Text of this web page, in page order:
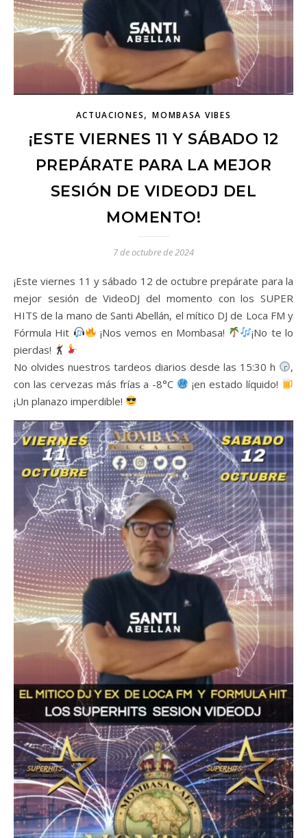
ACTUACIONES,MOMBASA VIBES
¡ESTE VIERNES 11 Y SÁBADO 12
PREPÁRATE PARA LA MEJOR
SESIÓN DE VIDEODJ DEL
MOMENTO!
7 de octubre de 2024
¡Este viernes 11 y sábado 12 de octubre prepárate para la
mejor sesión de VideoDJ del momento con los SUPER
HITS de la mano de Santi Abellán, el mítico DJ de Loca FM y
Fórmula Hit
¡Nos vemos en Mombasa!
¡No te lo
pierdas!
No olvides nuestros tardeos diarios desde las 15:30 h
,
con las cervezas más frías a -8°C
¡en estado líquido!
¡Un planazo imperdible!